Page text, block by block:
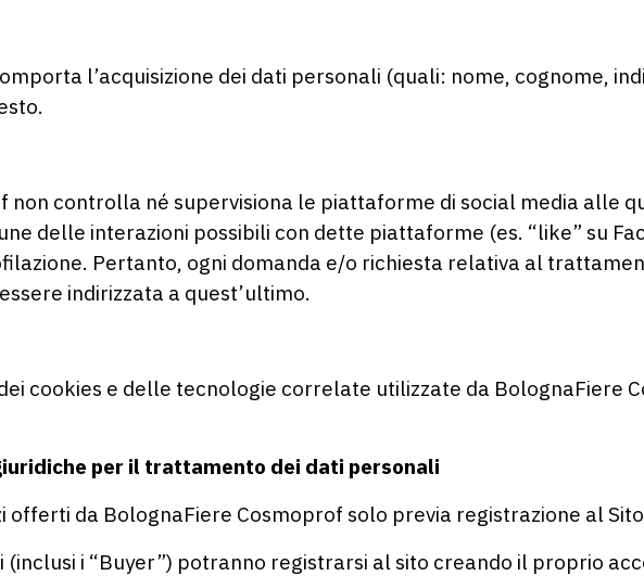
l’acquisizione dei dati personali (quali: nome, cognome,
non controlla né supervisiona le piattaforme di social media alle
delle interazioni possibili con dette piattaforme (es. “like” su
Pertanto, ogni domanda e/o richiesta relativa al
indirizzata a quest’ultimo.
cookies e delle tecnologie correlate utilizzate da BolognaFiere
per il trattamento dei dati personali
offerti da BolognaFiere Cosmoprof solo previa registrazione al
(inclusi i “Buyer”) potranno registrarsi al sito creando il proprio